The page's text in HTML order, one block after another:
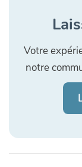
Votre
notre